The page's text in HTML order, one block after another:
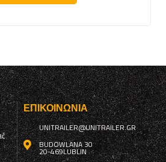
ΕΠΙΚΟΙΝΩΝΊΑ
UNITRAILER@UNITRAILER.GR
BUDOWLANA 30
20-469LUBLIN